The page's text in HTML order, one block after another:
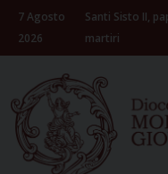
Skip
content
7 Agosto
2026
Santi Sisto II,
martiri